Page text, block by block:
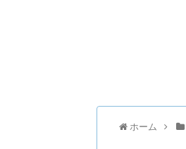
ホーム